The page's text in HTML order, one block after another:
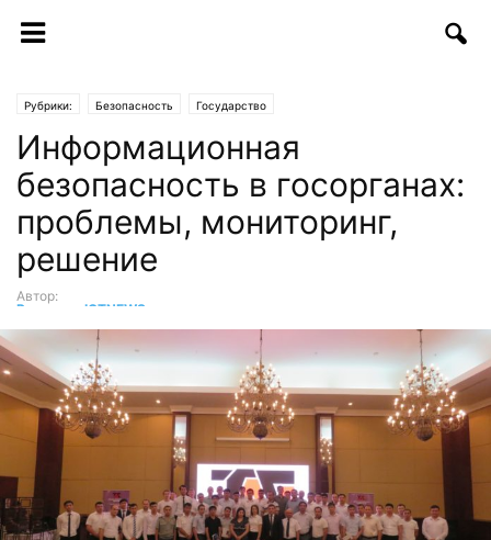
Рубрики: Безопасность Государство
Информационная
безопасность в госорганах:
проблемы, мониторинг,
решение
Автор:
Редакция ICTNEWS